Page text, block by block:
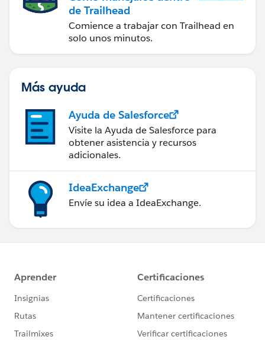
de Trailhead
Comience a trabajar con Trailhead en
solo unos minutos.
Más ayuda
Ayuda de Salesforce
Visite la Ayuda de Salesforce para
obtener asistencia y recursos
adicionales.
IdeaExchange
Envíe su idea a IdeaExchange.